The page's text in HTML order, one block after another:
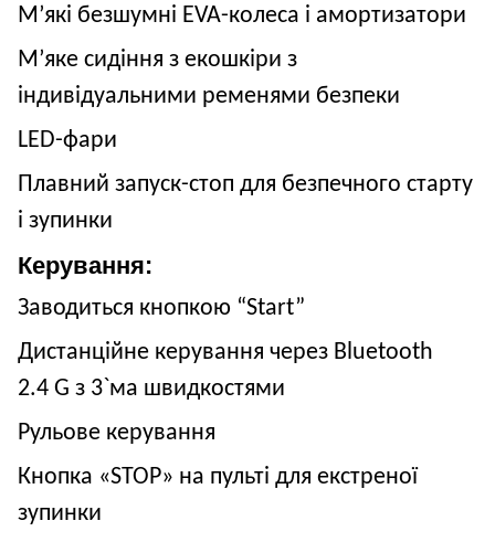
М’які безшумні EVA-колеса і амортизатори
М’яке сидіння з екошкіри з
індивідуальними ременями безпеки
LED-фари
Плавний запуск-стоп для безпечного старту
і зупинки
Керування:
Заводиться кнопкою “Start”
Дистанційне керування через Bluetooth
2.4 G з 3 ма швидкостями
Рульове керування
Кнопка «STOP» на пульті для екстреної
зупинки